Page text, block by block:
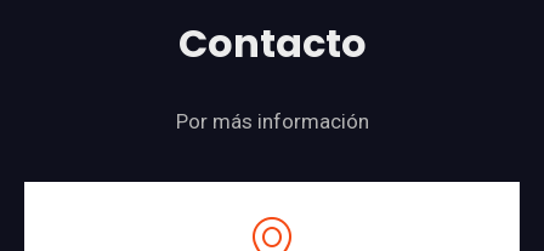
Contacto
Por más información